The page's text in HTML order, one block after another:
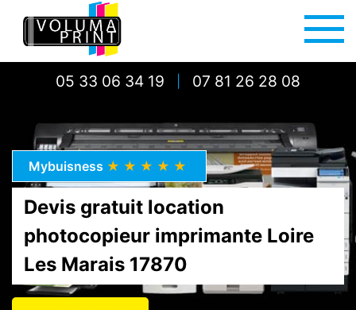
05 33 06 34 19 07 81 26 28 08
Mybuisness ★★★★★
Devis gratuit location
photocopieur imprimante Loire
Les Marais 17870